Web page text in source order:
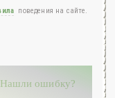
поведения на сайте.
Нашли ошибку?